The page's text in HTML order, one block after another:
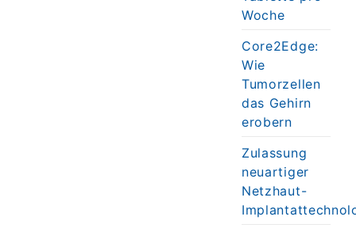
Woche
Core2Edge:
Wie
Tumorzellen
das Gehirn
erobern
Zulassung
neuartiger
Netzhaut-